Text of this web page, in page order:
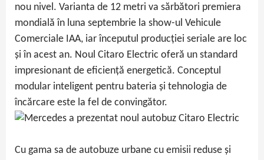
nou nivel. Varianta de 12 metri va sărbători premiera
mondială în luna septembrie la show-ul Vehicule
Comerciale IAA, iar începutul producției seriale are loc
și în acest an. Noul Citaro Electric oferă un standard
impresionant de eficiență energetică. Conceptul
modular inteligent pentru bateria și tehnologia de
încărcare este la fel de convingător.
Cu gama sa de autobuze urbane cu emisii reduse și